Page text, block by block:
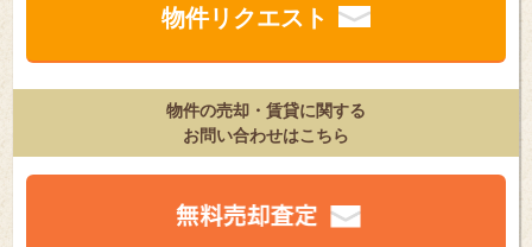
物件リクエスト
物件の売却・賃貸に関する
お問い合わせはこちら